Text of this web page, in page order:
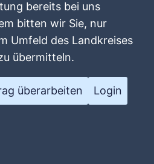
bereits bei uns
bitten wir Sie, nur
Umfeld des Landkreises
übermitteln.
überarbeiten Login